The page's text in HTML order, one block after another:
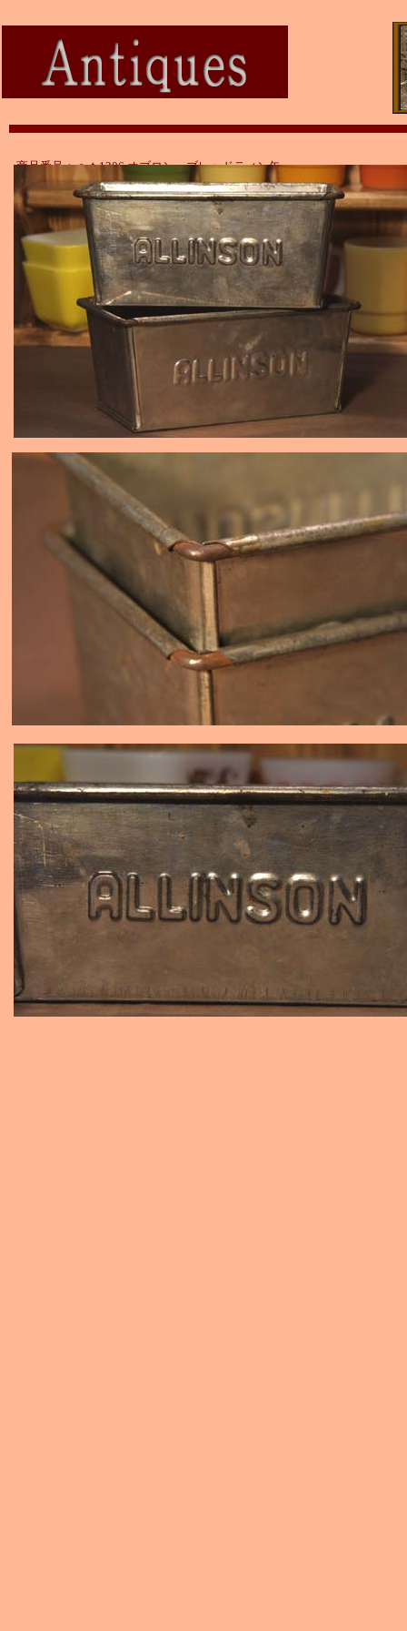
商品番号：ａｔ1206 オブロン ブレッドティン缶